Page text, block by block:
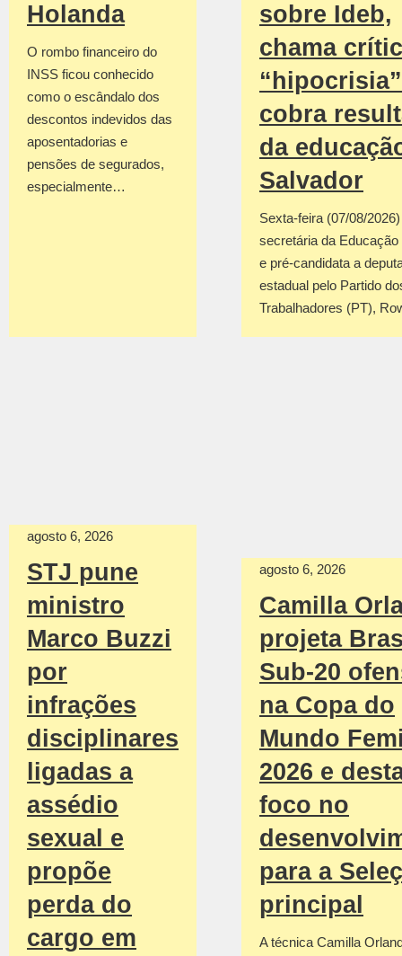
Holanda
O rombo financeiro do
INSS ficou conhecido
como o escândalo dos
descontos indevidos das
aposentadorias e
pensões de segurados,
especialmente…
sobre Ideb,
chama
cobra
da
Salvador
Sexta-feira (07/08/
secretária da Educação
e pré-candidata a
estadual pelo Partido
Trabalhadores (PT),
agosto 6, 2026
STJ pune
ministro
Marco Buzzi
por
infrações
disciplinares
ligadas a
assédio
sexual e
propõe
perda do
cargo em
agosto 6, 2026
Camilla
projeta
Sub-20
na Copa do
Mundo
2026 e
foco no
para a
principal
A técnica Camilla